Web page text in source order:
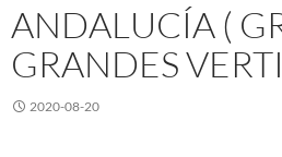
ANDALUCÍA (
GRANDES
2020-08-20